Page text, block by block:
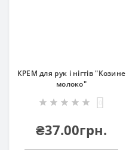
КРЕМ для рук і нігтів "Козине
молоко"
₴37.00грн.